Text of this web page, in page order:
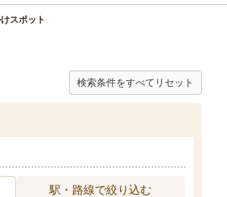
スポット
検索条件をすべてリセット
駅・路線で絞り込む